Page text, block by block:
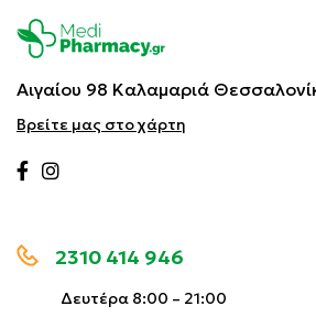
Αιγαίου 98 Καλαμαριά
Βρείτε μας στο χάρτη
2310 414 946
Δευτέρα 8:00 – 21:00